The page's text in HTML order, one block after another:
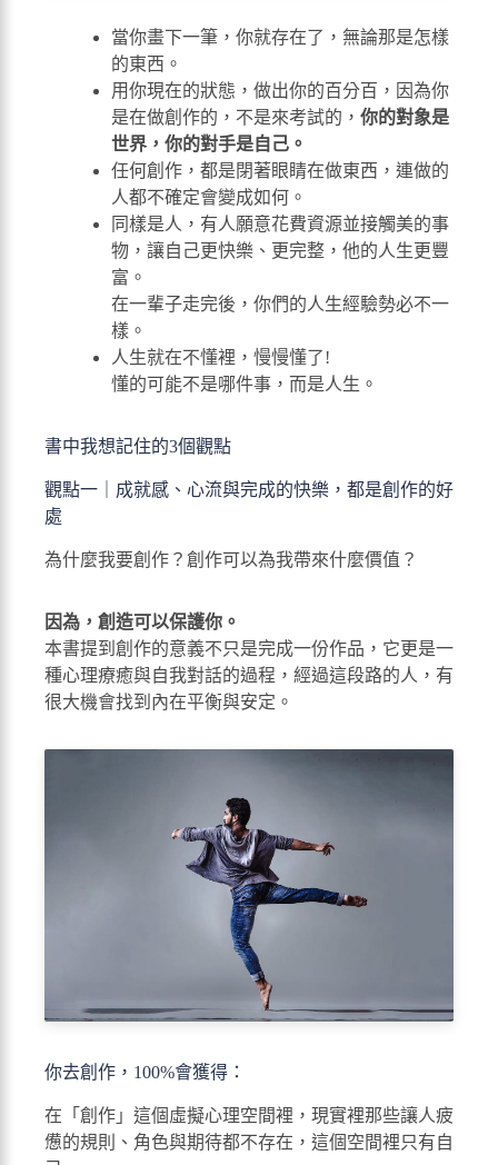
當你畫下一筆，你就存在了，無論那是怎樣
的東西。
用你現在的狀態，做出你的百分百，因為你
是在做創作的，不是來考試的， 你的對象是
世界，你的對手是自己。
任何創作，都是閉著眼睛在做東西，連做的
人都不確定會變成如何。
同樣是人，有人願意花費資源並接觸美的事
物，讓自己更快樂、更完整，他的人生更豐
富。
在一輩子走完後，你們的人生經驗勢必不一
樣。
人生就在不懂裡，慢慢懂了!
懂的可能不是哪件事，而是人生。
書中我想記住的3個觀點
觀點一｜成就感、心流與完成的快樂，都是創作的好
處
為什麼我要創作？創作可以為我帶來什麼價值？
因為，創造可以保護你。
本書提到創作的意義不只是完成一份作品，它更是一
種心理療癒與自我對話的過程，經過這段路的人，有
很大機會找到內在平衡與安定。
你去創作，100%會獲得：
在「創作」這個虛擬心理空間裡，現實裡那些讓人疲
憊的規則、角色與期待都不存在，這個空間裡只有自